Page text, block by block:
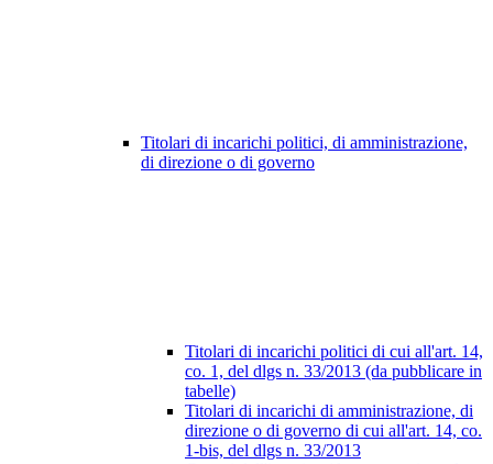
Titolari di incarichi politici, di amministrazione,
di direzione o di governo
Titolari di incarichi politici di cui all'art. 14,
co. 1, del dlgs n. 33/2013 (da pubblicare in
tabelle)
Titolari di incarichi di amministrazione, di
direzione o di governo di cui all'art. 14, co.
1-bis, del dlgs n. 33/2013